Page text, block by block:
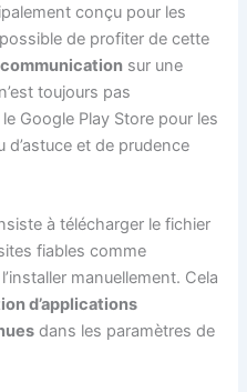
conçu pour les
de profiter de cette
sur une
toujours pas
Google Play Store pour les
d’astuce et de prudence
à télécharger le fichier
fiables comme
manuellement. Cela
d’applications
dans les paramètres de